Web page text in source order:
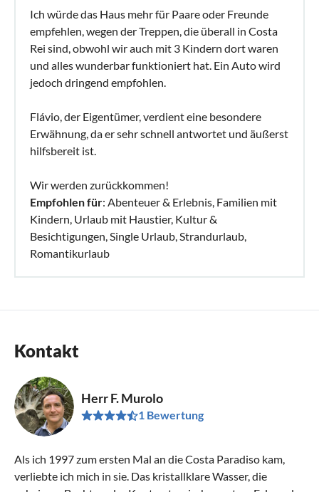
- Die Einrichtung befolgt die behördlichen
Hygienestandards und das nationale Protokoll "Sicherer
Empfang".
- Die Villa bleibt mindestens einen Tag lang leer, um neue
Gäste angemessen empfangen zu können.
Außenbereiche, den Innenhof, die Terrasse und die Treppe
ausgestattet.
- Die Villa ist mit Feuerlöschern ausgestattet, die den
Bezahlungen:
Kurtaxe, die vor Ort erhoben wird, 2 Euro pro Person
(Kinder unter 10 Jahren sind davon befreit).
Ich würde das Haus mehr für Paare oder Freunde
empfehlen, wegen der Treppen, die überall in Costa
Rei sind, obwohl wir auch mit 3 Kindern dort waren
und alles wunderbar funktioniert hat. Ein Auto wird
jedoch dringend empfohlen.
Flávio, der Eigentümer, verdient eine besondere
Erwähnung, da er sehr schnell antwortet und äußerst
hilfsbereit ist.
Wir werden zurückkommen!
Empfohlen für: Abenteuer & Erlebnis, Familien mit
Kindern, Urlaub mit Haustier, Kultur &
Besichtigungen, Single Urlaub, Strandurlaub,
Romantikurlaub
Kontakt
Herr F. Murolo
1 Bewertung
Als ich 1997 zum ersten Mal an die Costa Paradiso kam,
verliebte ich mich in sie. Das kristallklare Wasser, die